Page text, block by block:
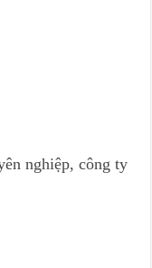
nghiệp, công ty